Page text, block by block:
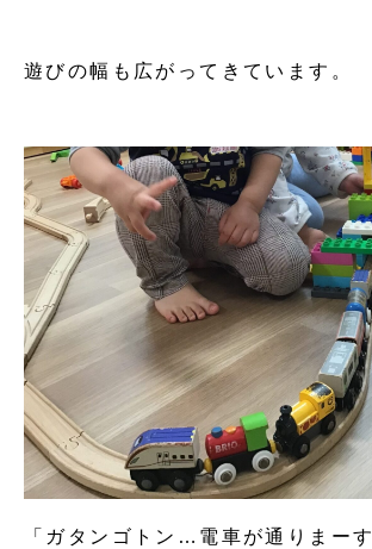
遊びの幅も広がってきています。
「ガタンゴトン…電車が通りまーす